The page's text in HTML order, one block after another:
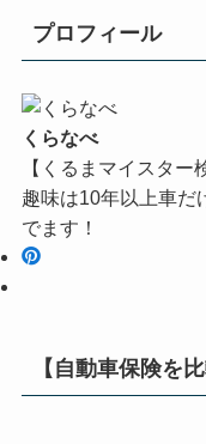
プロフィール
くらなべ
【くるまマイスター
趣味は10年以上車だ
でます！
【自動車保険を